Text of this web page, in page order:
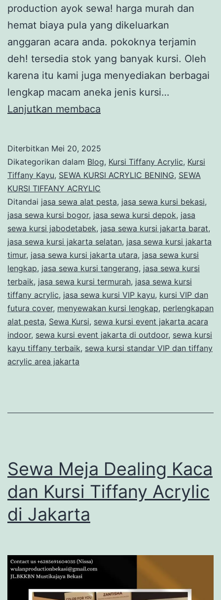
production ayok sewa! harga murah dan
hemat biaya pula yang dikeluarkan
anggaran acara anda. pokoknya terjamin
deh! tersedia stok yang banyak kursi. Oleh
karena itu kami juga menyediakan berbagai
lengkap macam aneka jenis kursi…
Lanjutkan membaca
Acrylic
Dan
Kayu
di
Jakarta
Diterbitkan Mei 20, 2025
Dikategorikan dalam Blog, Kursi Tiffany Acrylic, Kursi
Tiffany Kayu, SEWA KURSI ACRYLIC BENING, SEWA
KURSI TIFFANY ACRYLIC
Ditandai jasa sewa alat pesta, jasa sewa kursi bekasi,
jasa sewa kursi bogor, jasa sewa kursi depok, jasa
sewa kursi jabodetabek, jasa sewa kursi jakarta barat,
jasa sewa kursi jakarta selatan, jasa sewa kursi jakarta
timur, jasa sewa kursi jakarta utara, jasa sewa kursi
lengkap, jasa sewa kursi tangerang, jasa sewa kursi
terbaik, jasa sewa kursi termurah, jasa sewa kursi
tiffany acrylic, jasa sewa kursi VIP kayu, kursi VIP dan
futura cover, menyewakan kursi lengkap, perlengkapan
alat pesta, Sewa Kursi, sewa kursi event jakarta acara
indoor, sewa kursi event jakarta di outdoor, sewa kursi
kayu tiffany terbaik, sewa kursi standar VIP dan tiffany
acrylic area jakarta
Sewa Meja Dealing Kaca
dan Kursi Tiffany Acrylic
di Jakarta